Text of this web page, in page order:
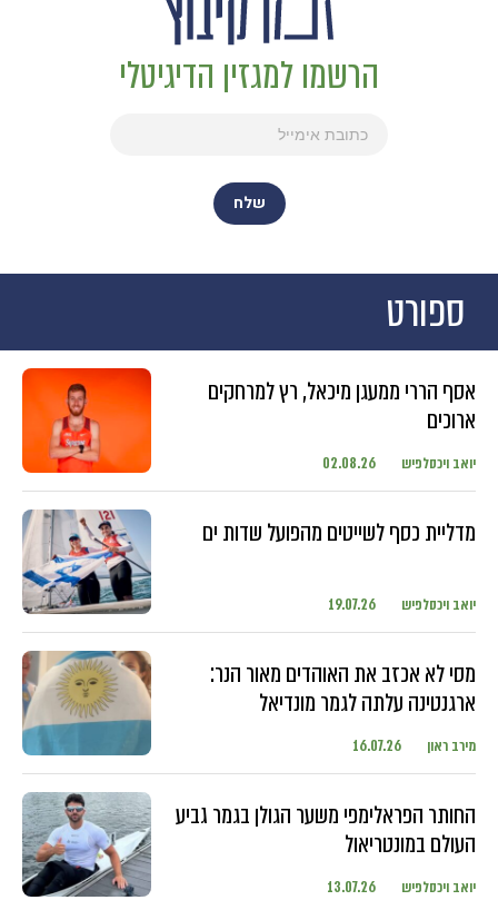
הרשמו למגזין הדיגיטלי
ספורט
אסף הררי ממעגן מיכאל, רץ למרחקים
ארוכים
יואב ויכסלפיש 02.08.26
מדליית כסף לשייטים מהפועל שדות ים
יואב ויכסלפיש 19.07.26
מסי לא אכזב את האוהדים מאור הנר:
ארגנטינה עלתה לגמר מונדיאל
מירב ראון 16.07.26
החותר הפראלימפי משער הגולן בגמר גביע
העולם במונטריאול
יואב ויכסלפיש 13.07.26